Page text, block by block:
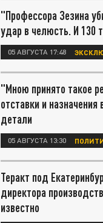
"Профессора Зезина
удар в челюсть. И 130
05 АВГУСТА 17:48
"Мною принято такое
отставки и
детали
05 АВГУСТА 13:30
Теракт под
директора
известно